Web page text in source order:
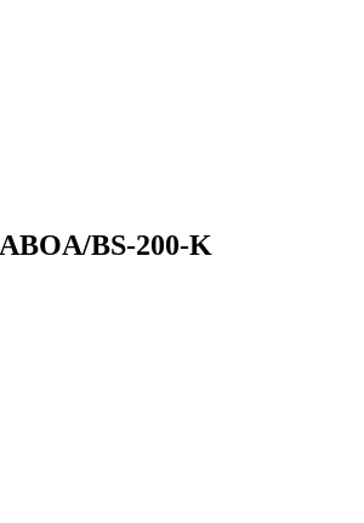
BS-200-K